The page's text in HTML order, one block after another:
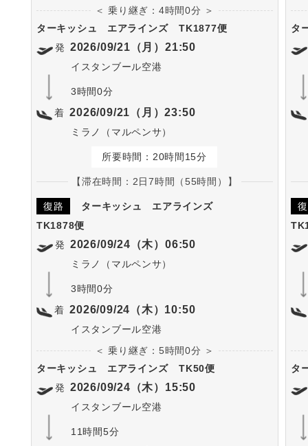
＜ 乗り継ぎ：4時間0分 ＞
ターキッシュ エアラインズ
TK1877便
発 2026/09/21（月）21:50
イスタンブール空港
3時間0分
着 2026/09/21（月）23:50
ミラノ（マルペンサ）
所要時間：20時間15分
【滞在時間：2日7時間（55時間）】
復路
ターキッシュ エアラインズ
TK1878便
発 2026/09/24（木）06:50
ミラノ（マルペンサ）
3時間0分
着 2026/09/24（木）10:50
イスタンブール空港
＜ 乗り継ぎ：5時間0分 ＞
ターキッシュ エアラインズ
TK50便
発 2026/09/24（木）15:50
イスタンブール空港
11時間5分
タ
タ